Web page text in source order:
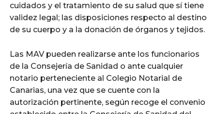
cuidados y el tratamiento de su salud que sí tiene
validez legal; las disposiciones respecto al destino
de su cuerpo y a la donación de órganos y tejidos.
Las MAV pueden realizarse ante los funcionarios
de la Consejería de Sanidad o ante cualquier
notario perteneciente al Colegio Notarial de
Canarias, una vez que se cuente con la
autorización pertinente, según recoge el convenio